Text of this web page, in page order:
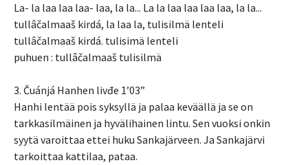
La- la laa laa laa- laa, la la... La la laa laa laa laa, la la...
tullâčalmaaš kirdá, la laa la, tulisilmä lenteli
tullâčalmaaš kirdá. tulisimä lenteli
puhuen : tullâčalmaaš tulisilmä
3. Čuánjá Hanhen livđe 1’03”
Hanhi lentää pois syksyllä ja palaa keväällä ja se on
tarkkasilmäinen ja hyvälihainen lintu. Sen vuoksi onkin
syytä varoittaa ettei huku Sankajärveen. Ja Sankajärvi
tarkoittaa kattilaa, pataa.